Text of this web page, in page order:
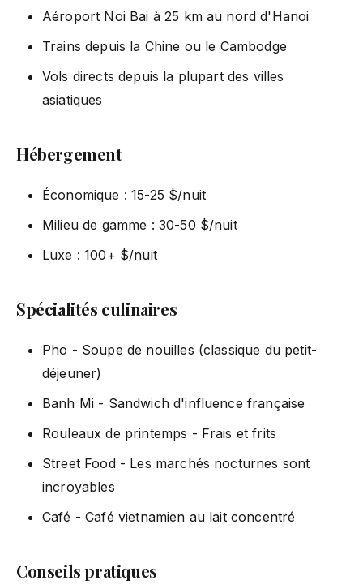
Aéroport Noi Bai à 25 km au nord d'Hanoi
Trains depuis la Chine ou le Cambodge
Vols directs depuis la plupart des villes
asiatiques
Hébergement
Économique : 15-25 $/nuit
Milieu de gamme : 30-50 $/nuit
Luxe : 100+ $/nuit
Spécialités culinaires
Pho - Soupe de nouilles (classique du petit-
déjeuner)
Banh Mi - Sandwich d'influence française
Rouleaux de printemps - Frais et frits
Street Food - Les marchés nocturnes sont
incroyables
Café - Café vietnamien au lait concentré
Conseils pratiques